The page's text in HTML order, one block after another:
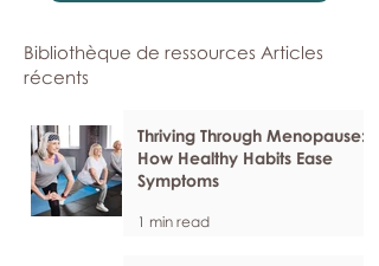
Bibliothèque de ressources Articles
récents
Thriving Through Menopause:
How Healthy Habits Ease
Symptoms
1 min read